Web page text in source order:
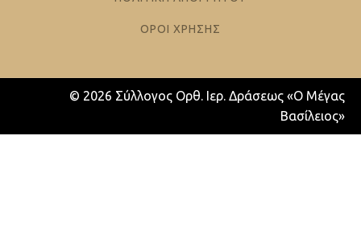
ΟΡΟΙ ΧΡΗΣΗΣ
© 2026 Σύλλογος Ορθ. Ιερ. Δράσεως «Ο Μέγας
Βασίλειος»